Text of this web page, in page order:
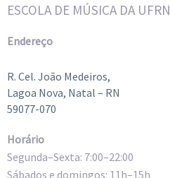
ESCOLA DE MÚSICA DA UFRN
Endereço
R. Cel. João Medeiros,
Lagoa Nova, Natal – RN
59077-070
Horário
Segunda–Sexta: 7:00–22:00
Sábados e domingos: 11h–15h